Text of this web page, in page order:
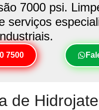
7000 psi.
serviços
7500
de